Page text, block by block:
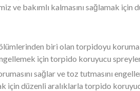
ve bakımlı kalmasını sağlamak
biri olan torpidoyu
için torpido koruyucu
sağlar ve toz tutmasını
için düzenli aralıklarla torpido